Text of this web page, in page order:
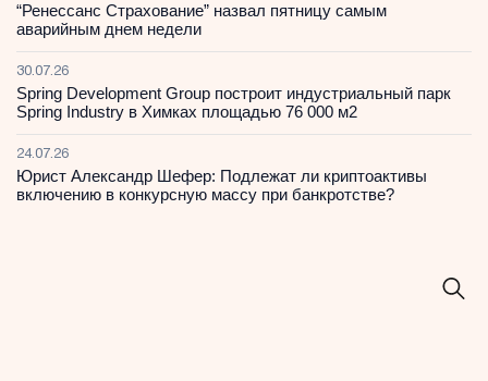
“Ренессанс Страхование” назвал пятницу самым
аварийным днем недели
30.07.26
Spring Development Group построит индустриальный парк
Spring Industry в Химках площадью 76 000 м2
24.07.26
Юрист Александр Шефер: Подлежат ли криптоактивы
включению в конкурсную массу при банкротстве?